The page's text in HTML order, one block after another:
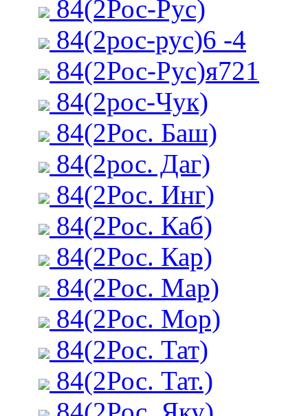
84(2Рос-Рус)
84(2рос-рус)6 -4
84(2Рос-Рус)я721
84(2рос-Чук)
84(2Рос. Баш)
84(2рос. Даг)
84(2Рос. Инг)
84(2Рос. Каб)
84(2Рос. Кар)
84(2Рос. Мар)
84(2Рос. Мор)
84(2Рос. Тат)
84(2Рос. Тат.)